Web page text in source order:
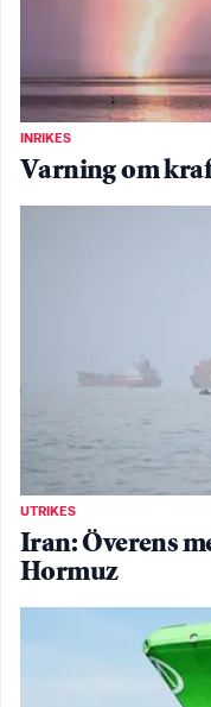
INRIKES
Varning om
UTRIKES
Iran: Överens
Hormuz